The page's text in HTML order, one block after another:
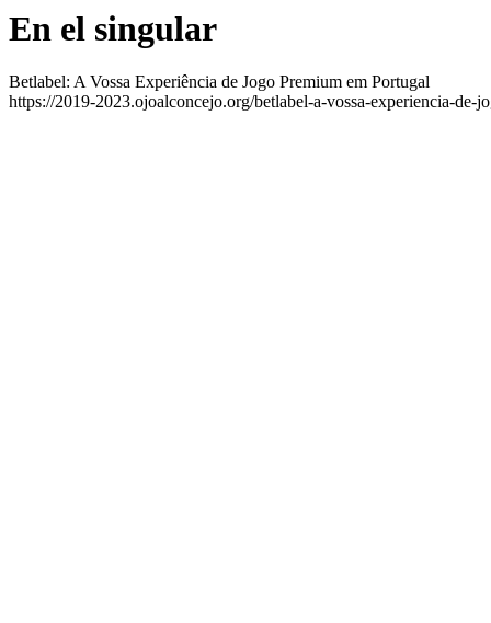
En el singular
Betlabel: A Vossa Experiência de Jogo Premium em Portugal
https://2019-2023.ojoalconcejo.org/betlabel-a-vossa-experiencia-de-